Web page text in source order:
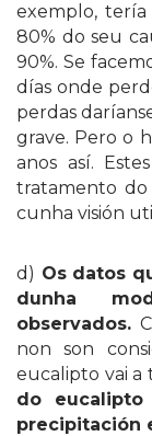
exemplo, tería
80% do seu
90%. Se
días onde
perdas
grave. Pero o
anos así.
tratamento do
cunha visión
d) Os datos
dunha
observados.
non son
eucalipto vai a
do
precipitación